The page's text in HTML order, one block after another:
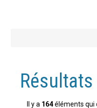
Il y a 164éléments qui